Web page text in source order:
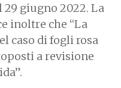
giugno 2022. La
inoltre che “La
caso di fogli rosa
a revisione